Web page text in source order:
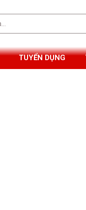
TUYỂN DỤNG